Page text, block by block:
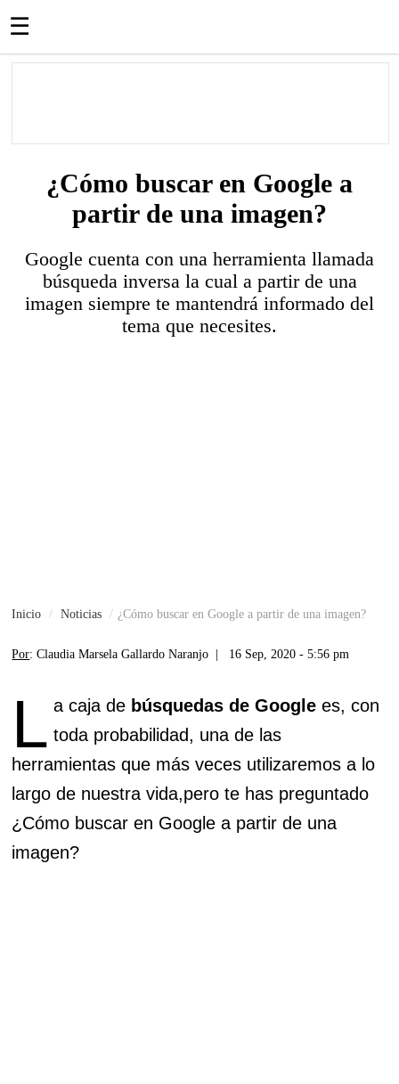
☰
¿Cómo buscar en Google a
partir de una imagen?
Google cuenta con una herramienta llamada
búsqueda inversa la cual a partir de una
imagen siempre te mantendrá informado del
tema que necesites.
Inicio Noticias ¿Cómo buscar en Google a partir de una imagen?
Por: Claudia Marsela Gallardo Naranjo | 16 Sep, 2020 - 5:56 pm
L a caja de búsquedas de Google es, con
toda probabilidad, una de las
herramientas que más veces utilizaremos a lo
largo de nuestra vida,pero te has preguntado
¿Cómo buscar en Google a partir de una
imagen?